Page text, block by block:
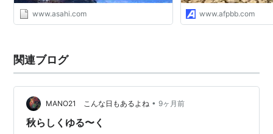
www.asahi.com www.afpbb.com
関連ブログ
MANO21 こんな日もあるよね • 9ヶ月前
秋らしくゆる〜く